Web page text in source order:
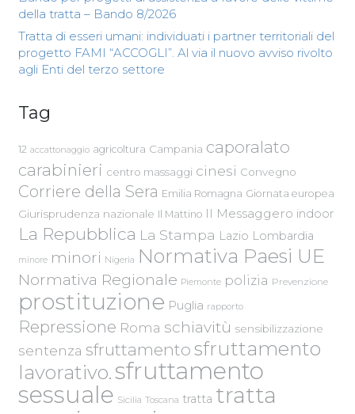
della tratta – Bando 8/2026
Tratta di esseri umani: individuati i partner territoriali del
progetto FAMI “ACCOGLI”. Al via il nuovo avviso rivolto
agli Enti del terzo settore
Tag
12 accattonaggio agricoltura Campania caporalato
carabinieri centro massaggi cinesi Convegno
Corriere della Sera Emilia Romagna Giornata europea
Giurisprudenza nazionale Il Mattino Il Messaggero indoor
La Repubblica La Stampa Lazio Lombardia
minore minori Nigeria Normativa Paesi UE
Normativa Regionale Piemonte polizia Prevenzione
prostituzione Puglia rapporto
Repressione Roma schiavitù sensibilizzazione
sentenza sfruttamento sfruttamento
lavorativo.sfruttamento
sessuale Sicilia Toscana tratta tratta